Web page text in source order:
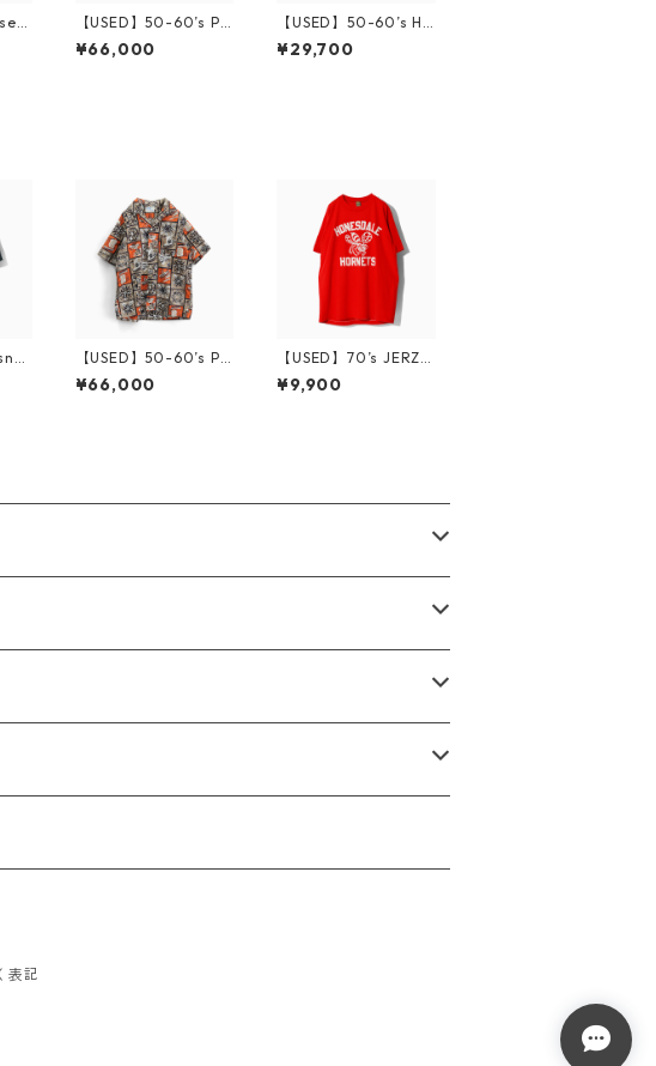
【USED】50-60’s PIL
GRIM Open Collar H
awaiian Shirt
¥66,000
【USED】50-60’s Hil
ton Bowling Shirt M
¥29,700
【USED】50-60’s PIL
GRIM Open Collar H
awaiian Shirt
¥66,000
【USED】70’s JERZE
ES T-Shirt HONESDA
LE HORNETS L
¥9,900
表記